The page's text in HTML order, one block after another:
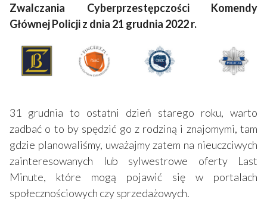
Zwalczania Cyberprzestępczości Komendy
Głównej Policji z dnia 21 grudnia 2022 r.
31 grudnia to ostatni dzień starego roku, warto
zadbać o to by spędzić go z rodziną i znajomymi, tam
gdzie planowaliśmy, uważajmy zatem na nieuczciwych
zainteresowanych lub sylwestrowe oferty Last
Minute, które mogą pojawić się w portalach
społecznościowych czy sprzedażowych.